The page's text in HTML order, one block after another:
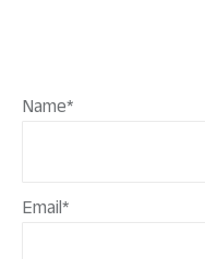
Name*
Email*